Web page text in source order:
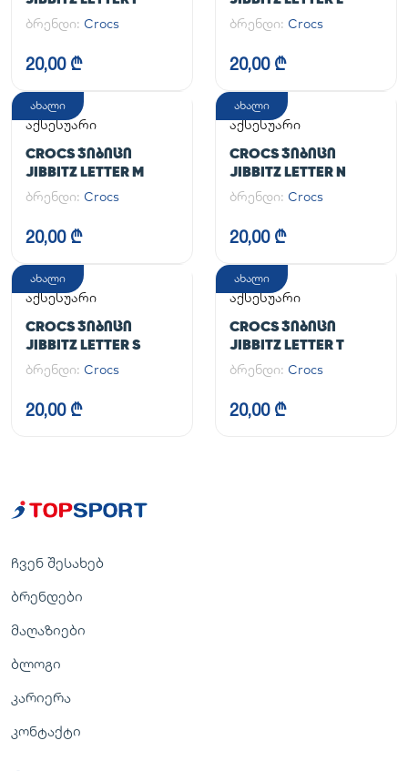
ბრენდი: Crocs
20,00 ₾
ბრენდი: Crocs
20,00 ₾
ახალი
აქსესუარი
CROCS ᲯᲘᲑᲘᲪᲘ
JIBBITZ LETTER M
ბრენდი: Crocs
20,00 ₾
ახალი
აქსესუარი
CROCS ᲯᲘᲑᲘᲪᲘ
JIBBITZ LETTER N
ბრენდი: Crocs
20,00 ₾
ახალი
აქსესუარი
CROCS ᲯᲘᲑᲘᲪᲘ
JIBBITZ LETTER S
ბრენდი: Crocs
20,00 ₾
ახალი
აქსესუარი
CROCS ᲯᲘᲑᲘᲪᲘ
JIBBITZ LETTER T
ბრენდი: Crocs
20,00 ₾
ჩვენ შესახებ
ბრენდები
მაღაზიები
ბლოგი
კარიერა
კონტაქტი